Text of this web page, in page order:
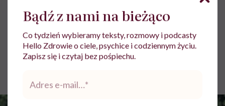
„Gdy mamy zejść ze sceny i nie
psuć widoku”
Paulina Dudek
Bądź z nami na bieżąco
Co tydzień wybieramy teksty, rozmowy i podcasty
Hello Zdrowie o ciele, psychice i codziennym życiu.
Zapisz się i czytaj bez pośpiechu.
*